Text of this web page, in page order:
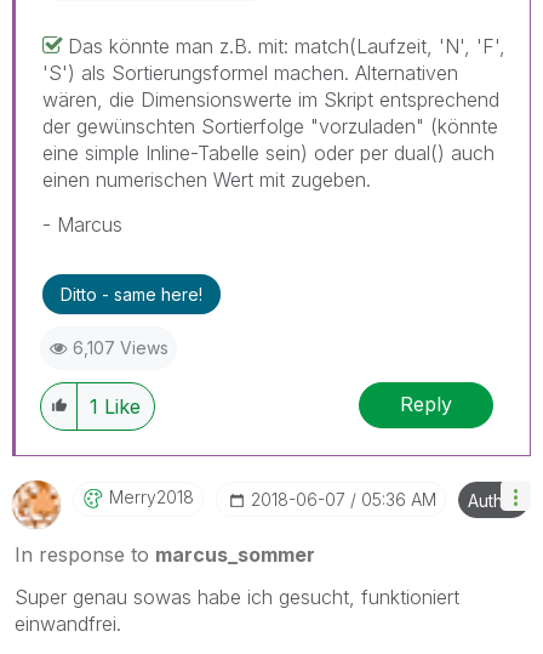
Das könnte man z.B. mit: match(Laufzeit, 'N', 'F',
'S') als Sortierungsformel machen. Alternativen
wären, die Dimensionswerte im Skript entsprechend
der gewünschten Sortierfolge "vorzuladen" (könnte
eine simple Inline-Tabelle sein) oder per dual() auch
einen numerischen Wert mit zugeben.
- Marcus
Ditto - same here!
6,107 Views
1 Like Reply
Merry2018 ‎2018-06-07 05:36 AM Author
In response to marcus_sommer
Super genau sowas habe ich gesucht, funktioniert
einwandfrei.